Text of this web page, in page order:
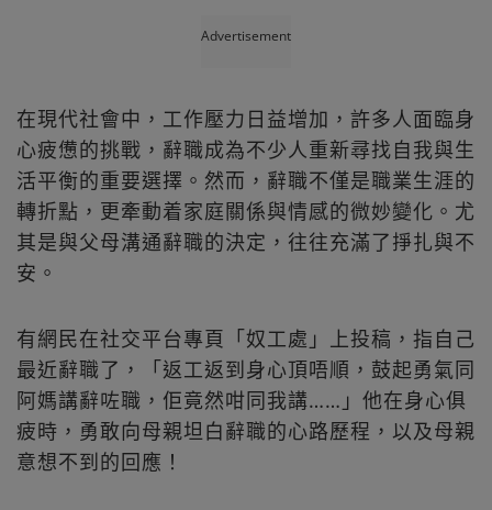
Advertisement
在現代社會中，工作壓力日益增加，許多人面臨身
心疲憊的挑戰，辭職成為不少人重新尋找自我與生
活平衡的重要選擇。然而，辭職不僅是職業生涯的
轉折點，更牽動着家庭關係與情感的微妙變化。尤
其是與父母溝通辭職的決定，往往充滿了掙扎與不
安。
有網民在社交平台專頁「奴工處」上投稿，指自己
最近辭職了，「返工返到身心頂唔順，鼓起勇氣同
阿媽講辭咗職，佢竟然咁同我講……」他在身心俱
疲時，勇敢向母親坦白辭職的心路歷程，以及母親
意想不到的回應！